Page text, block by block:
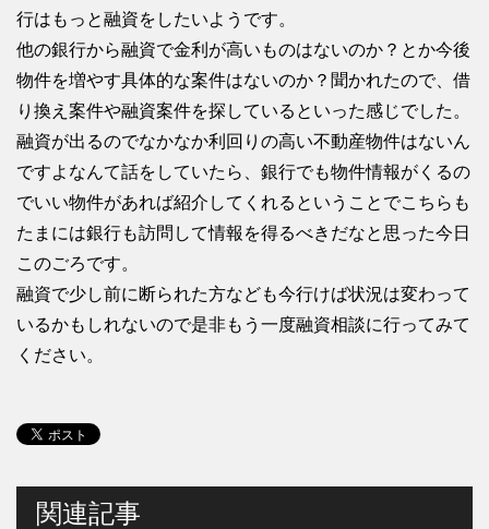
行はもっと融資をしたいようです。
他の銀行から融資で金利が高いものはないのか？とか今後
物件を増やす具体的な案件はないのか？聞かれたので、借
り換え案件や融資案件を探しているといった感じでした。
融資が出るのでなかなか利回りの高い不動産物件はないん
ですよなんて話をしていたら、銀行でも物件情報がくるの
でいい物件があれば紹介してくれるということでこちらも
たまには銀行も訪問して情報を得るべきだなと思った今日
このごろです。
融資で少し前に断られた方なども今行けば状況は変わって
いるかもしれないので是非もう一度融資相談に行ってみて
ください。
関連記事